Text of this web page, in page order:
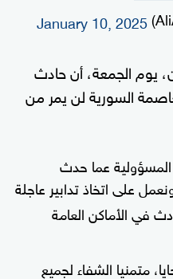
January 10, 2025
يوم الجمعة، أن حادث
السورية لن يمر من
عما حدث
على اتخاذ تدابير عاجلة
في الأماكن العامة
متمنيا الشفاء لجميع